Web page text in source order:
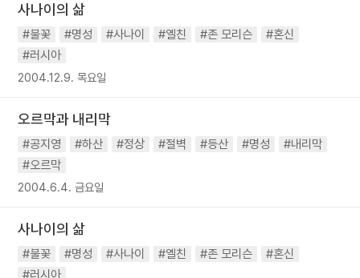
사나이의 삶
#불꽃 #명성 #사나이 #옐친 #존 모리슨
#혼신
#러시아
2004.12.9. 목요일
오르막과 내리막
#공지영 #하산 #정상 #절벽 #등산 #명성
#내리막
#오르막
2004.6.4. 금요일
사나이의 삶
#불꽃 #명성 #사나이 #옐친 #존 모리슨
#혼신
#러시아